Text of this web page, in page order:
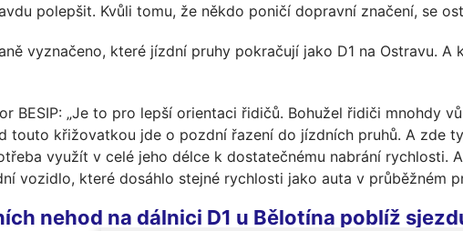
polepšit. Kvůli tomu, že někdo poničí dopravní značení, se
vyznačeno, které jízdní pruhy pokračují jako D1 na Ostravu. A
BESIP: „Je to pro lepší orientaci řidičů. Bohužel řidiči mnohdy
touto křižovatkou jde o pozdní řazení do jízdních pruhů. A zde
využít v celé jeho délce k dostatečnému nabrání rychlosti.
vozidlo, které dosáhlo stejné rychlosti jako auta v průběžném
nehod na dálnici D1 u Bělotína poblíž